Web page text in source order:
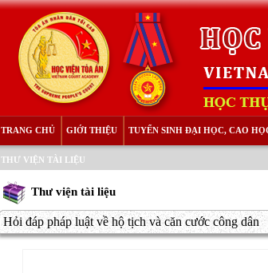
TRANG CHỦ GIỚI THIỆU TUYỂN SINH ĐẠI HỌC, CAO
THƯ VIỆN TÀI LIỆU
Thư viện tài liệu
Hỏi đáp pháp luật về hộ tịch và căn cước công dân